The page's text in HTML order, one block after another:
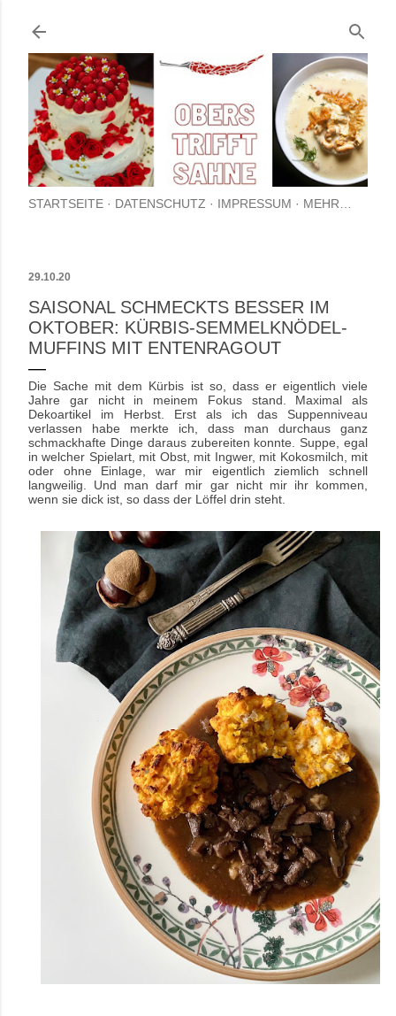
STARTSEITE DATENSCHUTZ IMPRESSUM MEHR…
29.10.20
SAISONAL SCHMECKTS BESSER IM
OKTOBER: KÜRBIS-SEMMELKNÖDEL-
MUFFINS MIT ENTENRAGOUT
Die Sache mit dem Kürbis ist so, dass er eigentlich viele
Jahre gar nicht in meinem Fokus stand. Maximal als
Dekoartikel im Herbst. Erst als ich das Suppenniveau
verlassen habe merkte ich, dass man durchaus ganz
schmackhafte Dinge daraus zubereiten konnte. Suppe, egal
in welcher Spielart, mit Obst, mit Ingwer, mit Kokosmilch, mit
oder ohne Einlage, war mir eigentlich ziemlich schnell
langweilig. Und man darf mir gar nicht mir ihr kommen,
wenn sie dick ist, so dass der Löffel drin steht.